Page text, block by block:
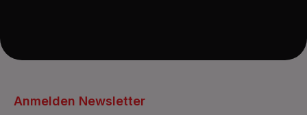
Anmelden Newsletter